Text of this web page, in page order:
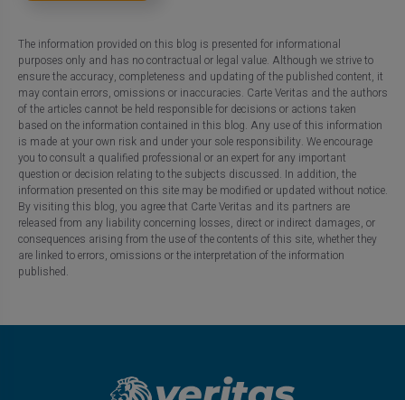
The information provided on this blog is presented for informational
purposes only and has no contractual or legal value. Although we strive to
ensure the accuracy, completeness and updating of the published content, it
may contain errors, omissions or inaccuracies. Carte Veritas and the authors
of the articles cannot be held responsible for decisions or actions taken
based on the information contained in this blog. Any use of this information
is made at your own risk and under your sole responsibility. We encourage
you to consult a qualified professional or an expert for any important
question or decision relating to the subjects discussed. In addition, the
information presented on this site may be modified or updated without notice.
By visiting this blog, you agree that Carte Veritas and its partners are
released from any liability concerning losses, direct or indirect damages, or
consequences arising from the use of the contents of this site, whether they
are linked to errors, omissions or the interpretation of the information
published.